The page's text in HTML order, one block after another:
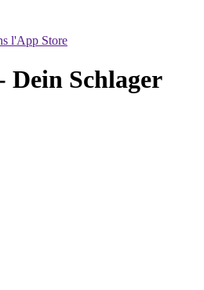
l'App Store
Dein Schlager